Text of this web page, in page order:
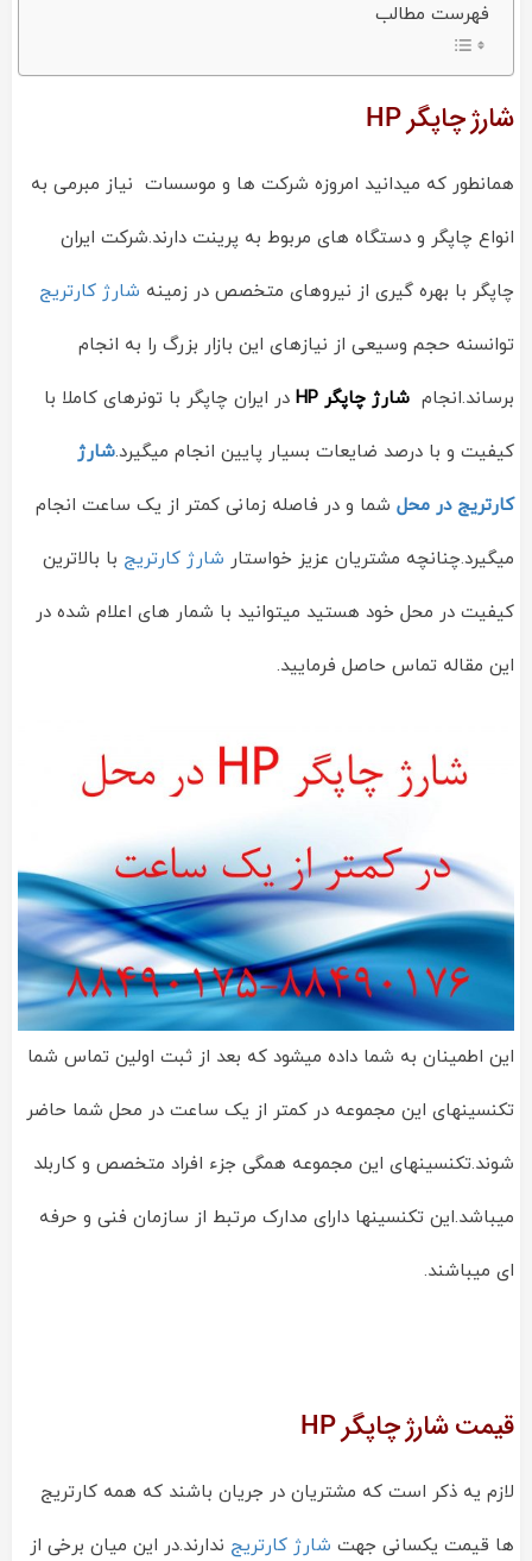
فهرست مطالب
شارژ چاپگر HP
همانطور که میدانید امروزه شرکت ها و موسسات نیاز مبرمی به
انواع چاپگر و دستگاه های مربوط به پرینت دارند.شرکت ایران
چاپگر با بهره گیری از نیروهای متخصص در زمینه شارژ کارتریج
توانسنه حجم وسیعی از نیازهای این بازار بزرگ را به انجام
برساند.انجام شارژ چاپگر HP در ایران چاپگر با تونرهای کاملا با
کیفیت و با درصد ضایعات بسیار پایین انجام میگیرد.شارژ
کارتریج در محل شما و در فاصله زمانی کمتر از یک ساعت انجام
میگیرد.چنانچه مشتریان عزیز خواستار شارژ کارتریج با بالاترین
کیفیت در محل خود هستید میتوانید با شمار های اعلام شده در
این مقاله تماس حاصل فرمایید.
این اطمینان به شما داده میشود که بعد از ثبت اولین تماس شما
تکنسینهای این مجموعه در کمتر از یک ساعت در محل شما حاضر
شوند.تکنسینهای این مجموعه همگی جزء افراد متخصص و کاربلد
میباشد.این تکنسینها دارای مدارک مرتبط از سازمان فنی و حرفه
ای میباشند.
قیمت شارژ چاپگر HP
لازم یه ذکر است که مشتریان در جریان باشند که همه کارتریج
ها قیمت یکسانی جهت شارژ کارتریج ندارند.در این میان برخی از